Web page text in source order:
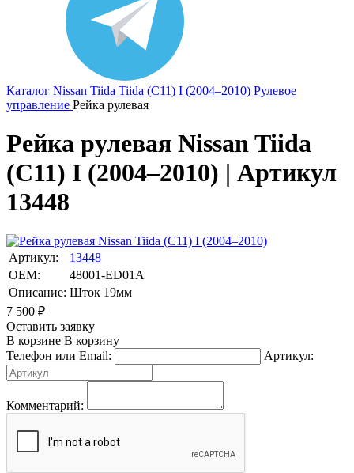
Каталог Nissan Tiida Tiida (C11) I (2004–2010) Рулевое
управление Рейка рулевая
Рейка рулевая Nissan Tiida
(C11) I (2004–2010) | Артикул
13448
Артикул:
13448
OEM:
48001-ED01A
Описание: Шток 19мм
7 500 ₽
Оставить заявку
В корзине В корзину
Телефон или Email:
Артикул:
Комментарий: